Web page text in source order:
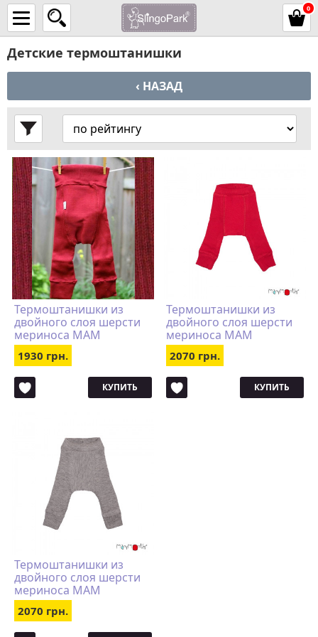
0
Детские термоштанишки
‹ НАЗАД
Термоштанишки из
двойного слоя шерсти
мериноса MAM
Manymonths (размер XS,
красный)
1930 грн.
КУПИТЬ
Термоштанишки из
двойного слоя шерсти
мериноса MAM
Manymonths (размер S,
красный)
2070 грн.
КУПИТЬ
Термоштанишки из
двойного слоя шерсти
мериноса MAM
Manymonths (размер S,
светло-серый)
2070 грн.